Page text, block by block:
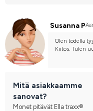
Susanna P
Olen todella
Kiitos. Tulen
Mitä asiakkaamme
sanovat?
Monet pitävät Ella traxx®